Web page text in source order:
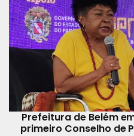
Prefeitura de Belém
primeiro Conselho de